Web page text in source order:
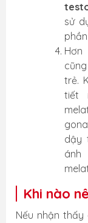
sử
Hơn
trẻ.
tiết
dậy
Khi nào
Nếu nhận